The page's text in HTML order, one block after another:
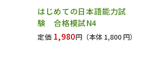
はじめての日本語能力試
験 合格模試N4
定価 1,980円 （本体 1,800 円）